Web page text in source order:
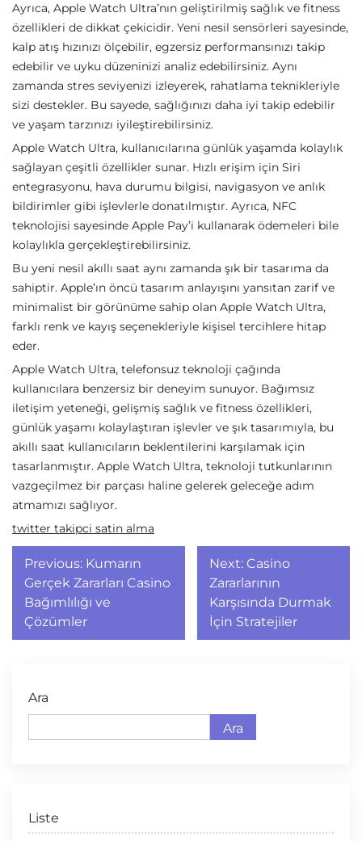
Ayrıca, Apple Watch Ultra’nın geliştirilmiş sağlık ve fitness
özellikleri de dikkat çekicidir. Yeni nesil sensörleri sayesinde,
kalp atış hızınızı ölçebilir, egzersiz performansınızı takip
edebilir ve uyku düzeninizi analiz edebilirsiniz. Aynı
zamanda stres seviyenizi izleyerek, rahatlama teknikleriyle
sizi destekler. Bu sayede, sağlığınızı daha iyi takip edebilir
ve yaşam tarzınızı iyileştirebilirsiniz.
Apple Watch Ultra, kullanıcılarına günlük yaşamda kolaylık
sağlayan çeşitli özellikler sunar. Hızlı erişim için Siri
entegrasyonu, hava durumu bilgisi, navigasyon ve anlık
bildirimler gibi işlevlerle donatılmıştır. Ayrıca, NFC
teknolojisi sayesinde Apple Pay’i kullanarak ödemeleri bile
kolaylıkla gerçekleştirebilirsiniz.
Bu yeni nesil akıllı saat aynı zamanda şık bir tasarıma da
sahiptir. Apple’ın öncü tasarım anlayışını yansıtan zarif ve
minimalist bir görünüme sahip olan Apple Watch Ultra,
farklı renk ve kayış seçenekleriyle kişisel tercihlere hitap
eder.
Apple Watch Ultra, telefonsuz teknoloji çağında
kullanıcılara benzersiz bir deneyim sunuyor. Bağımsız
iletişim yeteneği, gelişmiş sağlık ve fitness özellikleri,
günlük yaşamı kolaylaştıran işlevler ve şık tasarımıyla, bu
akıllı saat kullanıcıların beklentilerini karşılamak için
tasarlanmıştır. Apple Watch Ultra, teknoloji tutkunlarının
vazgeçilmez bir parçası haline gelerek geleceğe adım
atmamızı sağlıyor.
twitter takipci satin alma
Yazı
gezinmesi
Previous: Kumarın
Gerçek Zararları Casino
Bağımlılığı ve
Çözümler
Next: Casino
Zararlarının
Karşısında Durmak
İçin Stratejiler
Ara
Ara
Liste